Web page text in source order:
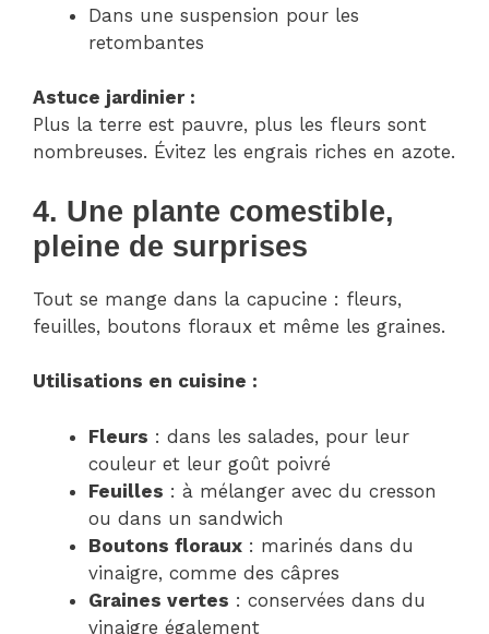
Dans une suspension pour les
retombantes
Astuce jardinier :
Plus la terre est pauvre, plus les fleurs sont
nombreuses. Évitez les engrais riches en azote.
4. Une plante comestible,
pleine de surprises
Tout se mange dans la capucine : fleurs,
feuilles, boutons floraux et même les graines.
Utilisations en cuisine :
Fleurs : dans les salades, pour leur
couleur et leur goût poivré
Feuilles : à mélanger avec du cresson
ou dans un sandwich
Boutons floraux : marinés dans du
vinaigre, comme des câpres
Graines vertes : conservées dans du
vinaigre également